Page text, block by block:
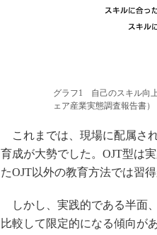
グラフ1 自己のスキル向
ェア産業実態調査報告書）
これまでは、現場に配属され
育成が大勢でした。OJT型は
たOJT以外の教育方法では習
しかし、実践的である半面
比較して限定的になる傾向が